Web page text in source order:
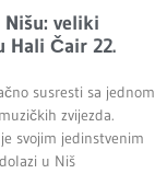
veliki
Hali Čair 22.
susresti sa jednom
zvijezda.
svojim jedinstvenim
u Niš